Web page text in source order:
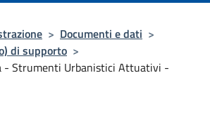
> Documenti e dati >
di supporto >
- Strumenti Urbanistici Attuativi -